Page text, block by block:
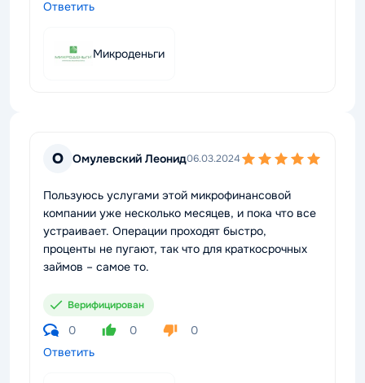
Ответить
Микроденьги
О Омулевский Леонид06.03.2024
Пользуюсь услугами этой микрофинансовой
компании уже несколько месяцев, и пока что все
устраивает. Операции проходят быстро,
проценты не пугают, так что для краткосрочных
займов – самое то.
Верифицирован
0 0
0
Ответить